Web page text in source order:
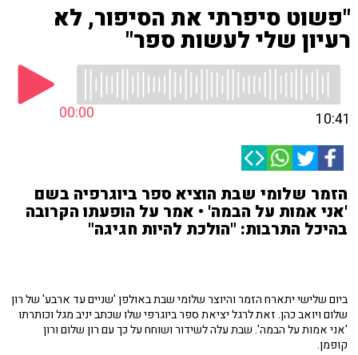
"פשוט סיפרתי את הסיפור, לא
רעיון שלי לעשות ספר"
00:00 10:41
הזמר שלומי שבת הוציא ספר ביוגרפיה בשם
'אני אמות על הבמה' • אמר על הופעתו הקרובה
בהיכל התרבות: "הולכת להיות חגיגה"
ביום שלישי יתארח הזמר והיוצר שלומי שבת באולפן 'שניים עד ארבע' של רון
שלום ויואב כהן. זאת לרגל יציאת ספר ביוגרפי שלו שכתב יניב מגל וכותרתו
'אני אמות על הבמה'. שבת עלה לשידור ושוחח על כך עם רון שלום ורון
קופמן.